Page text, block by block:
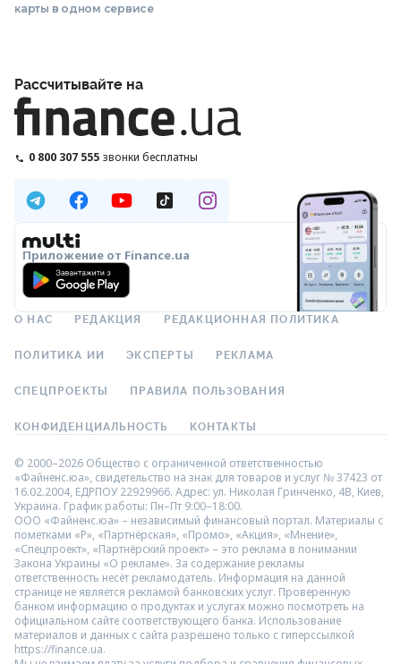
карты в одном сервисе
Рассчитывайте на
0 800 307 555 звонки бесплатны
Приложение от Finance.ua
О НАС РЕДАКЦИЯ РЕДАКЦИОННАЯ ПОЛИТИКА
ПОЛИТИКА ИИ ЭКСПЕРТЫ РЕКЛАМА
СПЕЦПРОЕКТЫ ПРАВИЛА ПОЛЬЗОВАНИЯ
КОНФИДЕНЦИАЛЬНОСТЬ КОНТАКТЫ
© 2000–2026 Общество с ограниченной ответственностью
«Файненс.юа», свидетельство на знак для товаров и услуг № 37423 от
16.02.2004, ЕДРПОУ 22929966. Адрес: ул. Николая Гринченко, 4В, Киев,
Украина. График работы: Пн–Пт 9:00–18:00.
ООО «Файненс.юа» – независимый финансовый портал. Материалы с
пометками «Р», «Партнёрская», «Промо», «Акция», «Мнение»,
«Спецпроект», «Партнёрский проект» – это реклама в понимании
Закона Украины «О рекламе». За содержание рекламы
ответственность несёт рекламодатель. Информация на данной
странице не является рекламой банковских услуг. Проверенную
банком информацию о продуктах и услугах можно посмотреть на
официальном сайте соответствующего банка. Использование
материалов и данных с сайта разрешено только с гиперссылкой
https://finance.ua.